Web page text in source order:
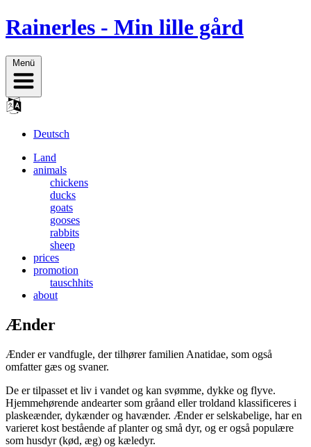
Rainerles - Min lille gård
Deutsch
Land
animals
chickens
ducks
goats
gooses
rabbits
sheep
prices
promotion
tauschhits
about
Ænder
Ænder er vandfugle, der tilhører familien Anatidae, som også
omfatter gæs og svaner.
De er tilpasset et liv i vandet og kan svømme, dykke og flyve.
Hjemmehørende andearter som gråand eller troldand klassificeres i
plaskeænder, dykænder og havænder. Ænder er selskabelige, har en
varieret kost bestående af planter og små dyr, og er også populære
som husdyr (kød, æg) og kæledyr.